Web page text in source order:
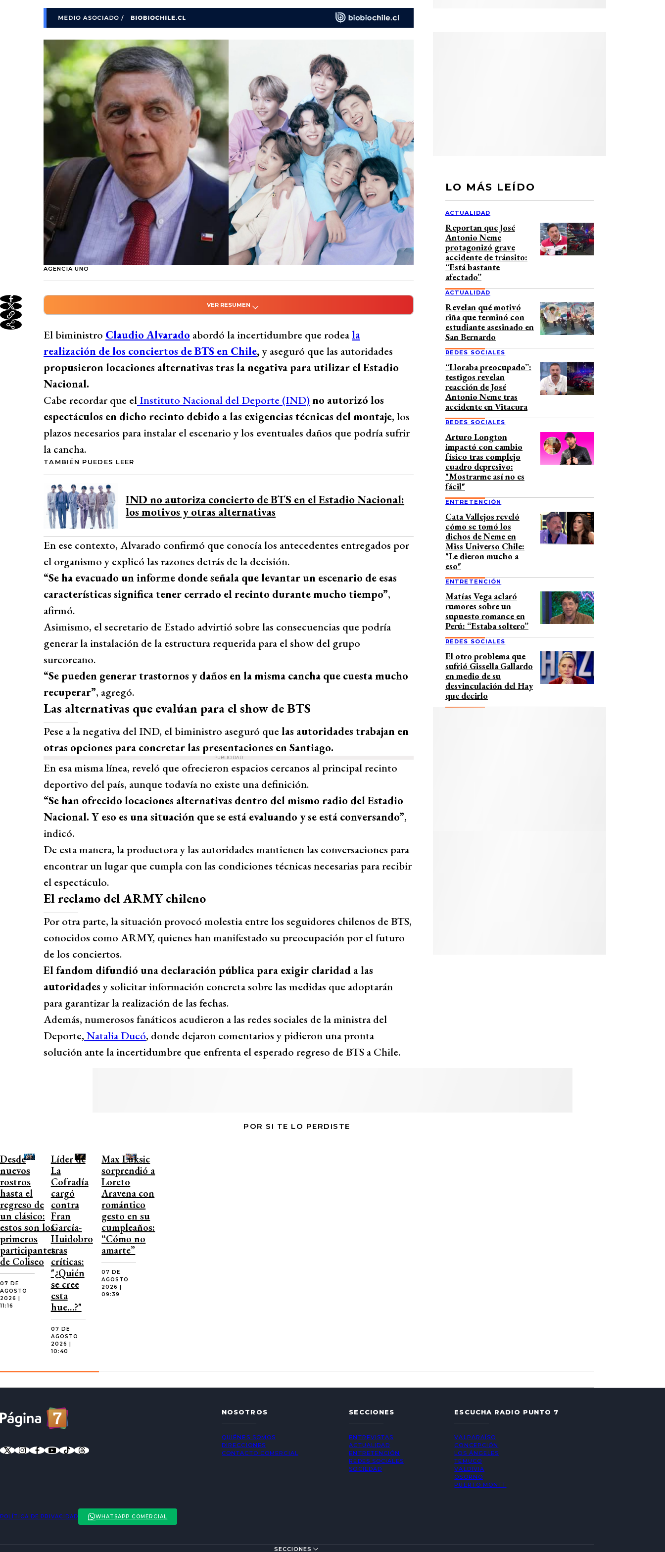
AGENCIA UNO
VER RESUMEN
El biministro Claudio Alvarado abordó la incertidumbre respecto a los conciertos de
BTS en Chile, revelando que se han propuesto locaciones alternativas tras la negativa
de utilizar el Estadio Nacional. El IND no autorizó los espectáculos en el recinto por
exigencias técnicas y posibles daños a la cancha. Alvarado confirmó conocer estos
antecedentes y explicó que levantar un escenario de gran tamaño implicaría cerrar el
recinto por mucho tiempo y podría causar trastornos y daños en la cancha. A pesar de
esto, se trabajan en opciones cercanas al Estadio Nacional, aunque aún no hay
definiciones concretas. El reclamo del ARMY chileno ha generado preocupación
entre los seguidores de BTS, quienes han exigido claridad a las autoridades y una
pronta solución ante la incertidumbre sobre los conciertos programados.
El biministro Claudio Alvarado abordó la incertidumbre que rodeala
realización de los conciertos de BTS en Chile, y aseguró que las autoridades
propusieron locaciones alternativas tras la negativa para utilizar el Estadio
Nacional.
Cabe recordar que el Instituto Nacional del Deporte (IND)no autorizó los
espectáculos en dicho recinto debido a las exigencias técnicas del montaje, los
plazos necesarios para instalar el escenario y los eventuales daños que podría sufrir
la cancha.
TAMBIÉN PUEDES LEER
IND no autoriza concierto de BTS en el Estadio Nacional:
los motivos y otras alternativas
En ese contexto, Alvarado confirmó que conocía los antecedentes entregados por
el organismo y explicó las razones detrás de la decisión.
“Se ha evacuado un informe donde señala que levantar un escenario de esas
características significa tener cerrado el recinto durante mucho tiempo”,
afirmó.
Asimismo, el secretario de Estado advirtió sobre las consecuencias que podría
generar la instalación de la estructura requerida para el show del grupo
surcoreano.
“Se pueden generar trastornos y daños en la misma cancha que cuesta mucho
recuperar”, agregó.
Las alternativas que evalúan para el show de BTS
Pese a la negativa del IND, el biministro aseguró que las autoridades trabajan en
otras opciones para concretar las presentaciones en Santiago.
PUBLICIDAD
En esa misma línea, reveló que ofrecieron espacios cercanos al principal recinto
deportivo del país, aunque todavía no existe una definición.
“Se han ofrecido locaciones alternativas dentro del mismo radio del Estadio
Nacional. Y eso es una situación que se está evaluando y se está conversando”,
indicó.
De esta manera, la productora y las autoridades mantienen las conversaciones para
encontrar un lugar que cumpla con las condiciones técnicas necesarias para recibir
el espectáculo.
El reclamo del ARMY chileno
Por otra parte, la situación provocó molestia entre los seguidores chilenos de BTS,
conocidos como ARMY, quienes han manifestado su preocupación por el futuro
de los conciertos.
El fandom difundió una declaración pública para exigir claridad a las
autoridades y solicitar información concreta sobre las medidas que adoptarán
para garantizar la realización de las fechas.
Además, numerosos fanáticos acudieron a las redes sociales de la ministra del
Deporte, Natalia Ducó, donde dejaron comentarios y pidieron una pronta
solución ante la incertidumbre que enfrenta el esperado regreso de BTS a Chile.
LO MÁS LEÍDO
ACTUALIDAD
Reportan que José
Antonio Neme
protagonizó grave
accidente de tránsito:
“Está bastante
afectado”
ACTUALIDAD
Revelan qué motivó
riña que terminó con
estudiante asesinado en
San Bernardo
REDES SOCIALES
“Lloraba preocupado”:
testigos revelan
reacción de José
Antonio Neme tras
accidente en Vitacura
REDES SOCIALES
Arturo Longton
impactó con cambio
físico tras complejo
cuadro depresivo:
"Mostrarme así no es
fácil"
ENTRETENCIÓN
Cata Vallejos reveló
cómo se tomó los
dichos de Neme en
Miss Universo Chile:
"Le dieron mucho a
eso"
ENTRETENCIÓN
Matías Vega aclaró
rumores sobre un
supuesto romance en
Perú: “Estaba soltero”
REDES SOCIALES
El otro problema que
sufrió Gissella Gallardo
en medio de su
desvinculación del Hay
que decirlo
POR SI TE LO PERDISTE
Desde
nuevos
rostros
hasta el
regreso de
un clásico:
estos son los
primeros
participantes
de Coliseo
07 DE
AGOSTO
2026 |
11:16
Líder de
La
Cofradía
cargó
contra
Fran
García-
Huidobro
tras
críticas:
"¿Quién
se cree
esta
hue…?"
07 DE
AGOSTO
2026 |
10:40
Max Luksic
sorprendió a
Loreto
Aravena con
romántico
gesto en su
cumpleaños:
“Cómo no
amarte”
07 DE
AGOSTO
2026 |
09:39
NOSOTROS
QUIÉNES SOMOS
DIRECCIONES
CONTACTO COMERCIAL
SECCIONES
ENTREVISTAS
ACTUALIDAD
ENTRETENCIÓN
REDES SOCIALES
SOCIEDAD
ESCUCHA RADIO PUNTO 7
VALPARAÍSO
CONCEPCIÓN
LOS ÁNGELES
TEMUCO
VALDIVIA
OSORNO
PUERTO MONTT
POLÍTICA DE PRIVACIDAD WHATSAPP COMERCIAL
SECCIONES